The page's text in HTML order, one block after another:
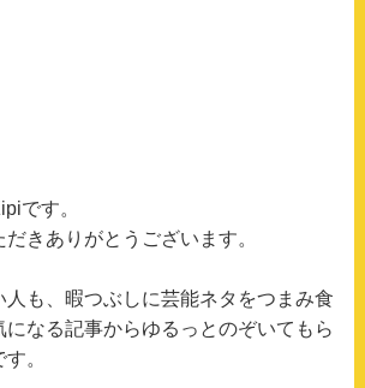
です。
きありがとうございます。
人も、暇つぶしに芸能ネタをつまみ食
になる記事からゆるっとのぞいてもら
。